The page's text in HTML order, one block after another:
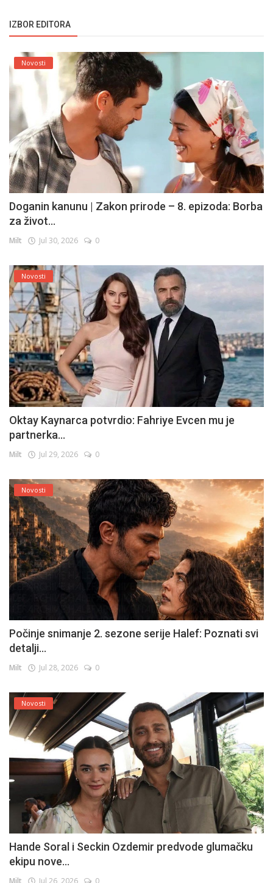
IZBOR EDITORA
Novosti
Doganin kanunu | Zakon prirode – 8. epizoda: Borba
za život...
Milt Jul 30, 2026 0
Novosti
Oktay Kaynarca potvrdio: Fahriye Evcen mu je
partnerka...
Milt Jul 29, 2026 0
Novosti
Počinje snimanje 2. sezone serije Halef: Poznati svi
detalji...
Milt Jul 28, 2026 0
Novosti
Hande Soral i Seckin Ozdemir predvode glumačku
ekipu nove...